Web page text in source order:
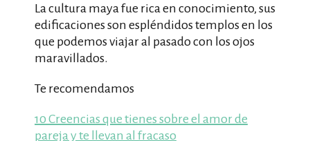
La cultura maya fue rica en conocimiento, sus
edificaciones son espléndidos templos en los
que podemos viajar al pasado con los ojos
maravillados.
Te recomendamos
10 Creencias que tienes sobre el amor de
pareja y te llevan al fracaso